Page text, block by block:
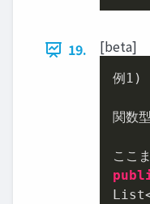
19. [beta]
例 1 )
関数